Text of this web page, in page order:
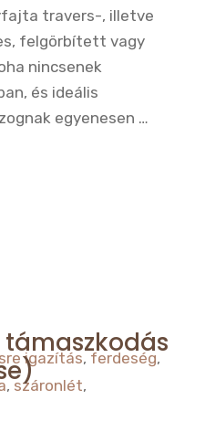
travers-, illetve
felgörbített vagy
nincsenek
és ideális
egyenesen …
igazítás, ferdeség,
, száronlét,